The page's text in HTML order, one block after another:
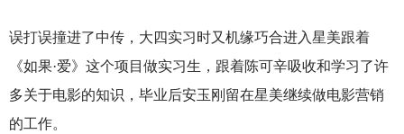
误打误撞进了中传，大四实习时又机缘巧合进入星美跟着
《如果·爱》这个项目做实习生，跟着陈可辛吸收和学习了许
多关于电影的知识，毕业后安玉刚留在星美继续做电影营销
的工作。